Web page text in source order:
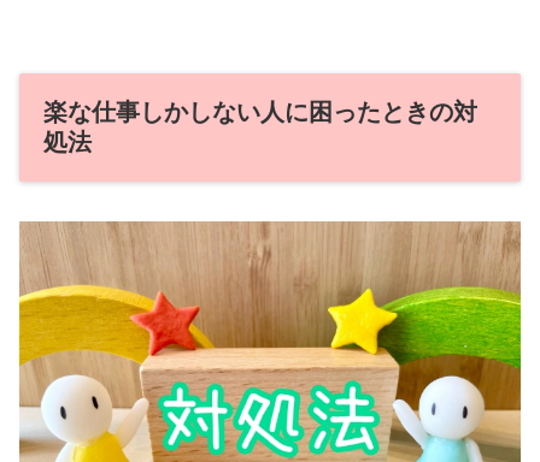
楽な仕事しかしない人に困ったときの対
処法